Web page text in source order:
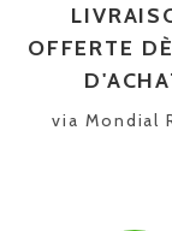
OFFERTE
via Mondial